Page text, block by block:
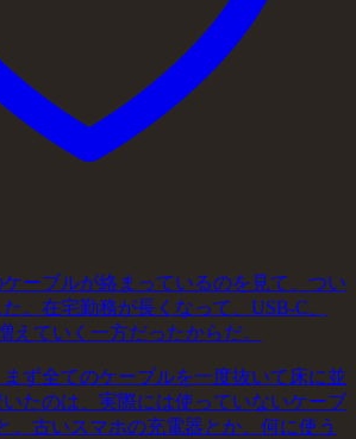
ーブルが絡まっているのを見て、つい
。在宅勤務が長くなって、USB-C、
えていく一方だったからだ。
ず全てのケーブルを一度抜いて床に並
たのは、実際には使っていないケーブ
。古いスマホの充電器とか、何に使う